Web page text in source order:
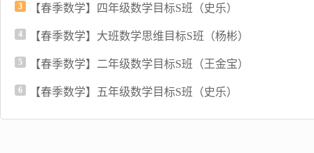
3 【春季数学】四年级数学目标S班（史乐）
4 【春季数学】大班数学思维目标S班（杨彬）
5 【春季数学】二年级数学目标S班（王金宝）
6 【春季数学】五年级数学目标S班（史乐）